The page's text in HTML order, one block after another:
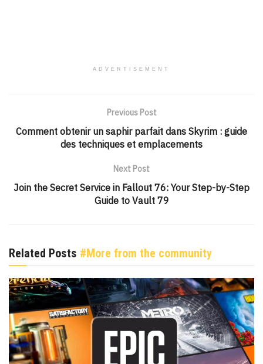
ADVERTISEMENT
Previous Post
Comment obtenir un saphir parfait dans Skyrim : guide
des techniques et emplacements
Next Post
Join the Secret Service in Fallout 76: Your Step-by-Step
Guide to Vault 79
Related Posts #More from the community